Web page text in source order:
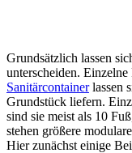
Grundsätzlich lassen
unterscheiden.
Sanitärcontainerlassen
Grundstück liefern.
sind sie meist als 10
stehen größere
Hier zunächst einige